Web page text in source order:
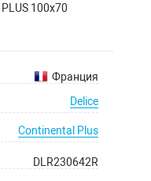
100х70
Франция
Delice
Continental Plus
DLR230642R